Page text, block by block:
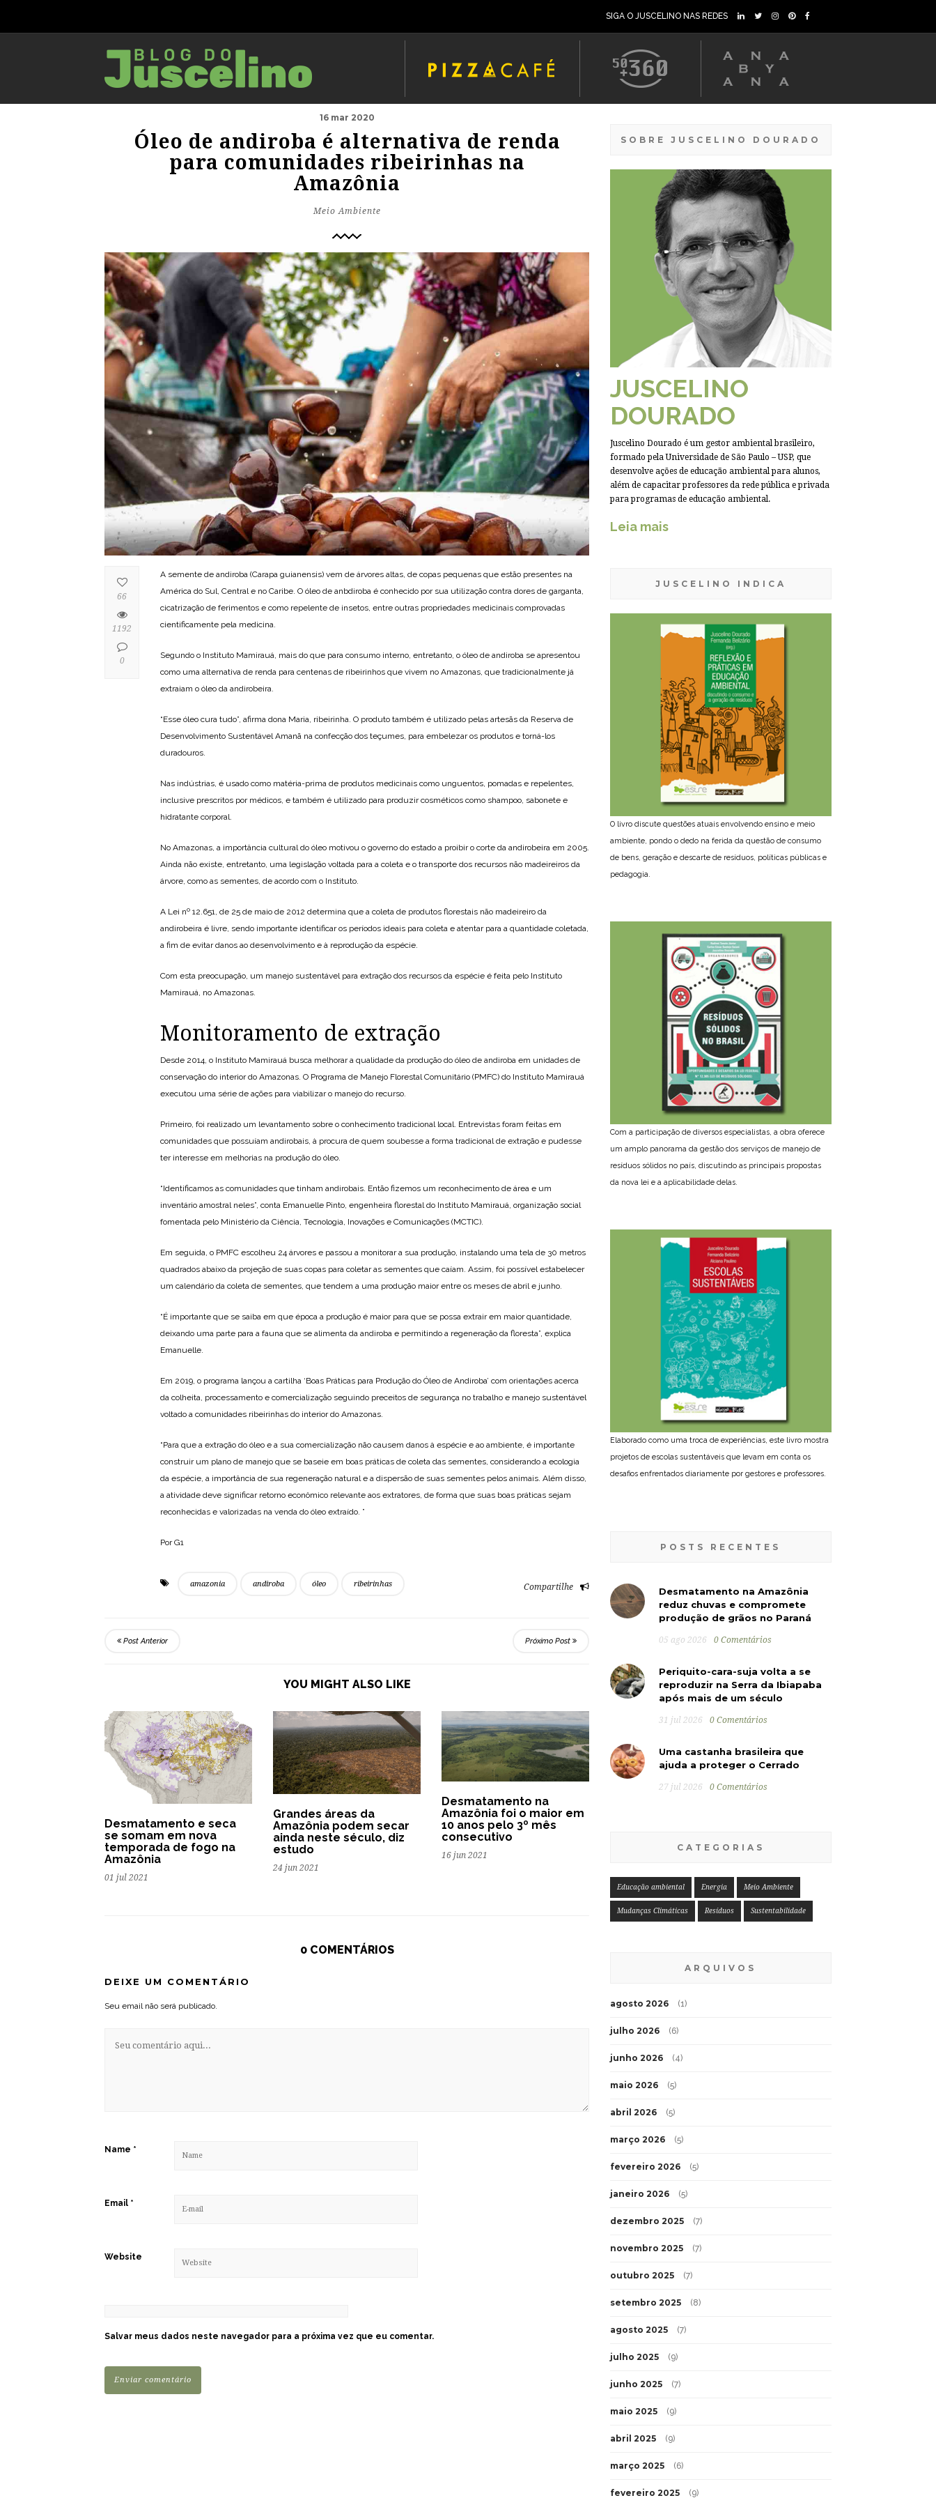
SIGA O JUSCELINO NAS REDES
16 mar 2020
Óleo de andiroba é alternativa de renda
para comunidades ribeirinhas na
Amazônia
Meio Ambiente
A semente de andiroba (Carapa guianensis) vem de árvores altas, de copas pequenas que estão presentes na
América do Sul, Central e no Caribe. O óleo de anbdiroba é conhecido por sua utilização contra dores de garganta,
cicatrização de ferimentos e como repelente de insetos, entre outras propriedades medicinais comprovadas
cientificamente pela medicina.
Segundo o Instituto Mamirauá, mais do que para consumo interno, entretanto, o óleo de andiroba se apresentou
como uma alternativa de renda para centenas de ribeirinhos que vivem no Amazonas, que tradicionalmente já
extraiam o óleo da andirobeira.
“Esse óleo cura tudo”, afirma dona Maria, ribeirinha. O produto também é utilizado pelas artesãs da Reserva de
Desenvolvimento Sustentável Amanã na confecção dos teçumes, para embelezar os produtos e torná-los
duradouros.
Nas indústrias, é usado como matéria-prima de produtos medicinais como unguentos, pomadas e repelentes,
inclusive prescritos por médicos, e também é utilizado para produzir cosméticos como shampoo, sabonete e
hidratante corporal.
No Amazonas, a importância cultural do óleo motivou o governo do estado a proibir o corte da andirobeira em 2005.
Ainda não existe, entretanto, uma legislação voltada para a coleta e o transporte dos recursos não madeireiros da
árvore, como as sementes, de acordo com o Instituto.
A Lei nº 12.651, de 25 de maio de 2012 determina que a coleta de produtos florestais não madeireiro da
andirobeira é livre, sendo importante identificar os períodos ideais para coleta e atentar para a quantidade coletada,
a fim de evitar danos ao desenvolvimento e à reprodução da espécie.
Com esta preocupação, um manejo sustentável para extração dos recursos da espécie é feita pelo Instituto
Mamirauá, no Amazonas.
Monitoramento de extração
Desde 2014, o Instituto Mamirauá busca melhorar a qualidade da produção do óleo de andiroba em unidades de
conservação do interior do Amazonas. O Programa de Manejo Florestal Comunitário (PMFC) do Instituto Mamirauá
executou uma série de ações para viabilizar o manejo do recurso.
Primeiro, foi realizado um levantamento sobre o conhecimento tradicional local. Entrevistas foram feitas em
comunidades que possuíam andirobais, à procura de quem soubesse a forma tradicional de extração e pudesse
ter interesse em melhorias na produção do óleo.
“Identificamos as comunidades que tinham andirobais. Então fizemos um reconhecimento de área e um
inventário amostral neles”, conta Emanuelle Pinto, engenheira florestal do Instituto Mamirauá, organização social
fomentada pelo Ministério da Ciência, Tecnologia, Inovações e Comunicações (MCTIC).
Em seguida, o PMFC escolheu 24 árvores e passou a monitorar a sua produção, instalando uma tela de 30 metros
quadrados abaixo da projeção de suas copas para coletar as sementes que caíam. Assim, foi possível estabelecer
um calendário da coleta de sementes, que tendem a uma produção maior entre os meses de abril e junho.
“É importante que se saiba em que época a produção é maior para que se possa extrair em maior quantidade,
deixando uma parte para a fauna que se alimenta da andiroba e permitindo a regeneração da floresta”, explica
Emanuelle.
Em 2019, o programa lançou a cartilha ‘Boas Práticas para Produção do Óleo de Andiroba’ com orientações acerca
da colheita, processamento e comercialização seguindo preceitos de segurança no trabalho e manejo sustentável
voltado a comunidades ribeirinhas do interior do Amazonas.
“Para que a extração do óleo e a sua comercialização não causem danos à espécie e ao ambiente, é importante
construir um plano de manejo que se baseie em boas práticas de coleta das sementes, considerando a ecologia
da espécie, a importância de sua regeneração natural e a dispersão de suas sementes pelos animais. Além disso,
a atividade deve significar retorno econômico relevante aos extratores, de forma que suas boas práticas sejam
reconhecidas e valorizadas na venda do óleo extraído. ”
Por G1
amazonia andiroba óleo ribeirinhas Compartilhe
66
1192
0
Post Anterior Próximo Post
YOU MIGHT ALSO LIKE
Desmatamento e seca
se somam em nova
temporada de fogo na
Amazônia
01 jul 2021
Grandes áreas da
Amazônia podem secar
ainda neste século, diz
estudo
24 jun 2021
Desmatamento na
Amazônia foi o maior em
10 anos pelo 3º mês
consecutivo
16 jun 2021
0 COMENTÁRIOS
DEIXE UM COMENTÁRIO
Seu email não será publicado.
Name *
Email *
Website
Salvar meus dados neste navegador para a próxima vez que eu comentar.
SOBRE JUSCELINO DOURADO
JUSCELINO
DOURADO
Juscelino Dourado é um gestor ambiental brasileiro,
formado pela Universidade de São Paulo – USP, que
desenvolve ações de educação ambiental para alunos,
além de capacitar professores da rede pública e privada
para programas de educação ambiental.
Leia mais
JUSCELINO INDICA
O livro discute questões atuais envolvendo ensino e meio
ambiente, pondo o dedo na ferida da questão de consumo
de bens, geração e descarte de resíduos, políticas públicas e
pedagogia.
Com a participação de diversos especialistas, a obra oferece
um amplo panorama da gestão dos serviços de manejo de
resíduos sólidos no país, discutindo as principais propostas
da nova lei e a aplicabilidade delas.
Elaborado como uma troca de experiências, este livro mostra
projetos de escolas sustentáveis que levam em conta os
desafios enfrentados diariamente por gestores e professores.
POSTS RECENTES
Desmatamento na Amazônia
reduz chuvas e compromete
produção de grãos no Paraná
05 ago 2026 0 Comentários
Periquito-cara-suja volta a se
reproduzir na Serra da Ibiapaba
após mais de um século
31 jul 2026 0 Comentários
Uma castanha brasileira que
ajuda a proteger o Cerrado
27 jul 2026 0 Comentários
CATEGORIAS
Educação ambiental Energia Meio Ambiente
Mudanças Climáticas Resíduos Sustentabilidade
ARQUIVOS
agosto 2026 (1)
julho 2026 (6)
junho 2026 (4)
maio 2026 (5)
abril 2026 (5)
março 2026 (5)
fevereiro 2026 (5)
janeiro 2026 (5)
dezembro 2025 (7)
novembro 2025 (7)
outubro 2025 (7)
setembro 2025 (8)
agosto 2025 (7)
julho 2025 (9)
junho 2025 (7)
maio 2025 (9)
abril 2025 (9)
março 2025 (6)
fevereiro 2025 (9)